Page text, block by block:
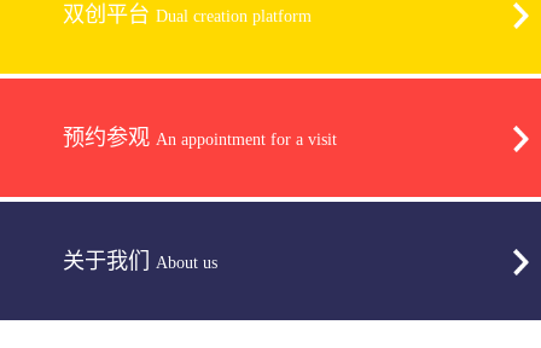
双创平台 Dual creation platform
预约参观 An appointment for a visit
关于我们 About us